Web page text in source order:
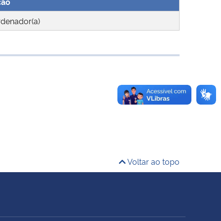
Voltar ao topo